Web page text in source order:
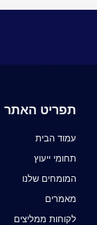
תפריט האתר
עמוד הבית
תחומי ייעוץ
המומחים שלנו
מאמרים
לקוחות ממליצים